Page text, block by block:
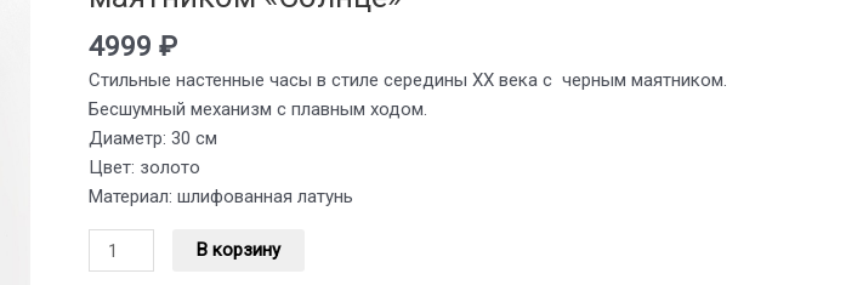
4999 ₽
Стильные настенные часы в стиле середины ХХ века с черным маятником.
Бесшумный механизм с плавным ходом.
Диаметр: 30 см
Цвет: золото
Материал: шлифованная латунь
Количество
товара
В корзину